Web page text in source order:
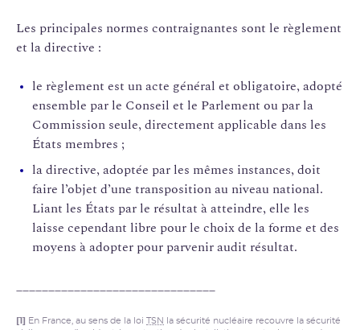
Les principales normes contraignantes sont le règlement
et la directive :
le règlement est un acte général et obligatoire, adopté
ensemble par le Conseil et le Parlement ou par la
Commission seule, directement applicable dans les
États membres ;
la directive, adoptée par les mêmes instances, doit
faire l’objet d’une transposition au niveau national.
Liant les États par le résultat à atteindre, elle les
laisse cependant libre pour le choix de la forme et des
moyens à adopter pour parvenir audit résultat.
_______________________________
[1] En France, au sens de la loi TSN
la sécurité nucléaire recouvre la sécurité